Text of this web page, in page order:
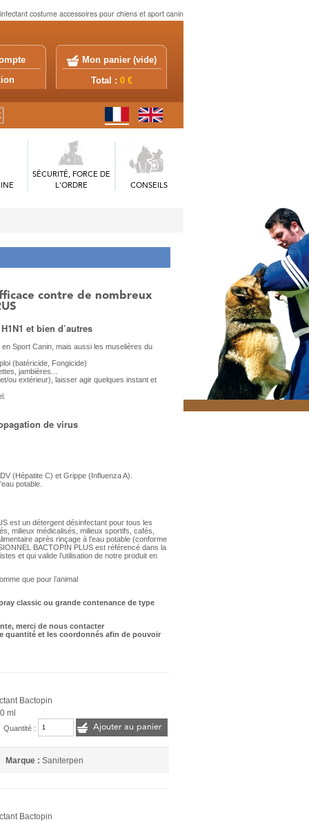
costume accessoires pour chiens et sport canin
Mon panier (vide)
Total : 0 €
SÉCURITÉ, FORCE DE
L'ORDRE
CONSEILS
contre de nombreux
et bien d’autres
Sport Canin, mais aussi les muselières du
(batéricide, Fongicide)
jambières...
ou extérieur), laisser agir quelques instant et
de virus
(Hépatite C) et Grippe (Influenza A).
potable.
est un détergent désinfectant pour tous les
milieux médicalisés, milieux sportifs, cafés,
après rinçage à l’eau potable (conforme
BACTOPIN PLUS est référencé dans la
et qui valide l’utilisation de notre produit en
que pour l’animal
classic ou grande contenance de type
merci de nous contacter
quantité et les coordonnés afin de pouvoir
Bactopin
ml
Quantité : Ajouter au panier
Marque : Saniterpen
Bactopin